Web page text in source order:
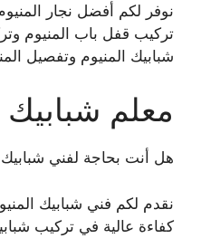
نوفر لكم أفضل نجار
تركيب قفل باب المنيوم
شبابيك المنيوم وتفصيل
معلم شبابيك
هل أنت بحاجة لفني شبابيك
نقدم لكم فني شبابيك
كفاءة عالية في تركيب